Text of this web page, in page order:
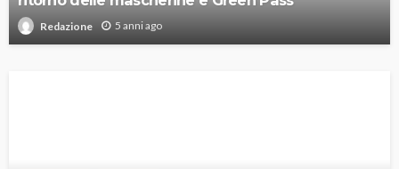
Redazione 5 anni ago